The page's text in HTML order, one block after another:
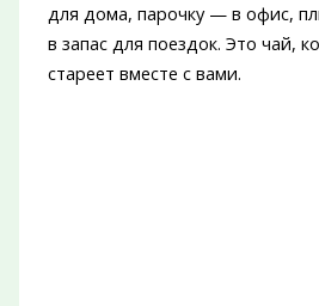
для дома, парочку — в офис,
в запас для поездок. Это чай,
стареет вместе с вами.